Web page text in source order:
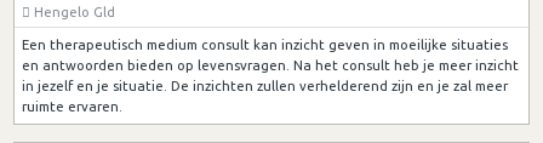
Hengelo Gld
Een therapeutisch medium consult kan inzicht geven in moeilijke situaties
en antwoorden bieden op levensvragen. Na het consult heb je meer inzicht
in jezelf en je situatie. De inzichten zullen verhelderend zijn en je zal meer
ruimte ervaren.